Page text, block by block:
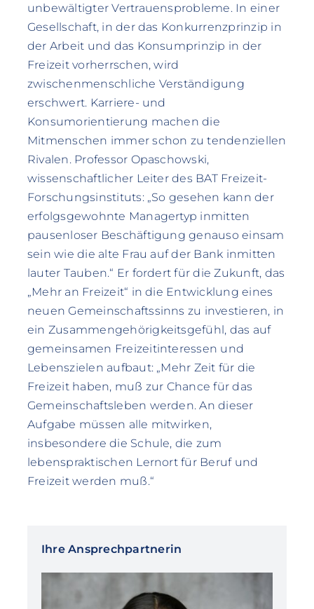
unbewältigter Vertrauensprobleme. In einer
Gesellschaft, in der das Konkurrenzprinzip in
der Arbeit und das Konsumprinzip in der
Freizeit vorherrschen, wird
zwischenmenschliche Verständigung
erschwert. Karriere- und
Konsumorientierung machen die
Mitmenschen immer schon zu tendenziellen
Rivalen. Professor Opaschowski,
wissenschaftlicher Leiter des BAT Freizeit-
Forschungsinstituts: „So gesehen kann der
erfolgsgewohnte Managertyp inmitten
pausenloser Beschäftigung genauso einsam
sein wie die alte Frau auf der Bank inmitten
lauter Tauben.“ Er fordert für die Zukunft, das
„Mehr an Freizeit“ in die Entwicklung eines
neuen Gemeinschaftssinns zu investieren, in
ein Zusammengehörigkeitsgefühl, das auf
gemeinsamen Freizeitinteressen und
Lebenszielen aufbaut: „Mehr Zeit für die
Freizeit haben, muß zur Chance für das
Gemeinschaftsleben werden. An dieser
Aufgabe müssen alle mitwirken,
insbesondere die Schule, die zum
lebenspraktischen Lernort für Beruf und
Freizeit werden muß.“
Ihre Ansprechpartnerin